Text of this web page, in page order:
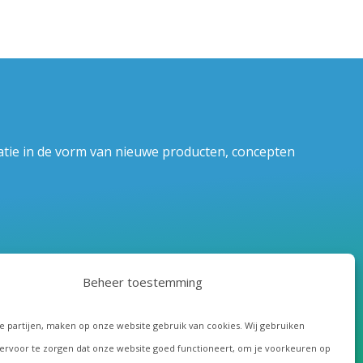
Beheer toestemming
partijen, maken op onze website gebruik van cookies. Wij gebruiken
te zorgen dat onze website goed functioneert, om je voorkeuren op
in de vorm van nieuwe producten, concepten